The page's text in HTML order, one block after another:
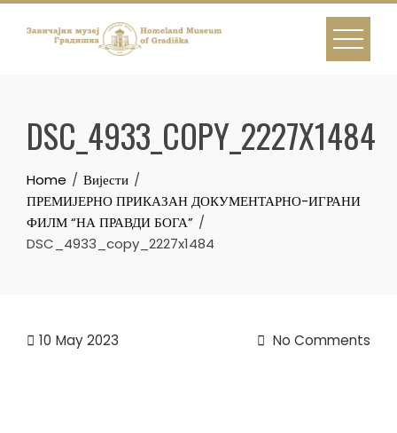
Skip
DSC_4933_COPY_2227X1484
Home
Вијести
ПРЕМИЈЕРНО ПРИКАЗАН ДОКУМЕНТАРНО-ИГРАНИ
ФИЛМ “НА ПРАВДИ БОГА”
DSC_4933_copy_2227x1484
10 May 2023 No Comments